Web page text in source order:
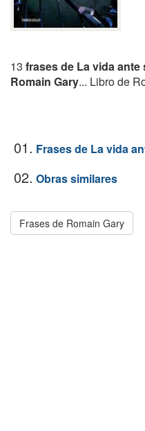
13 frases de La vida ante
Romain Gary... Libro de
01. Frases de La vida
02. Obras similares
Frases de Romain Gary